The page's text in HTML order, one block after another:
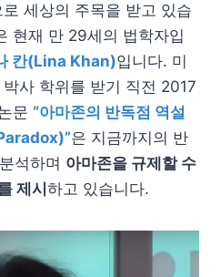
세상의 주목을 받고 있습
현재 만 29세의 법학자입
칸(Lina Khan)입니다. 미
사 학위를 받기 직전 2017
문 “아마존의 반독점 역설
은 지금까지의 반
석하며 아마존을 규제할 수
제시 하고 있습니다.